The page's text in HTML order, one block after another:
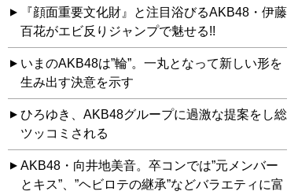
『顔面重要文化財』と注目浴びるAKB48・伊藤
百花がエビ反りジャンプで魅せる!!
いまのAKB48は”輪”。一丸となって新しい形を
生み出す決意を示す
ひろゆき、AKB48グループに過激な提案をし総
ツッコミされる
AKB48・向井地美音。卒コンでは”元メンバー
とキス”、”ヘビロテの継承”などバラエティに富